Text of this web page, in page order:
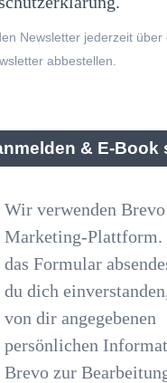
Newsletter jederzeit über
abbestellen.
& E-Book
Wir verwenden Brevo
Marketing-Plattform.
das Formular
du dich
von dir angegebenen
persönlichen
Brevo zur